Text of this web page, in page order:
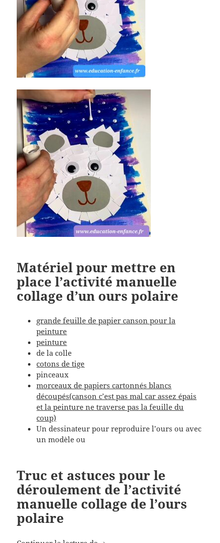
Matériel pour mettre en
place l’activité manuelle
collage d’un ours polaire
grande feuille de papier canson pour la
peinture
peinture
de la colle
cotons de tige
pinceaux
morceaux de papiers cartonnés blancs
découpés(canson c’est pas mal car assez épais
et la peinture ne traverse pas la feuille du
coup)
Un dessinateur pour reproduire l’ours ou avec
un modèle ou
Truc et astuces pour le
déroulement de l’activité
manuelle collage de l’ours
polaire